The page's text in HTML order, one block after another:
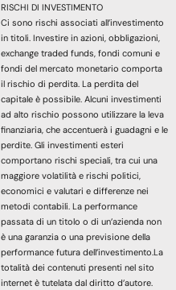
RISCHI DI INVESTIMENTO
Ci sono rischi associati all’investimento
in titoli. Investire in azioni, obbligazioni,
exchange traded funds, fondi comuni e
fondi del mercato monetario comporta
il rischio di perdita. La perdita del
capitale è possibile. Alcuni investimenti
ad alto rischio possono utilizzare la leva
finanziaria, che accentuerà i guadagni e le
perdite. Gli investimenti esteri
comportano rischi speciali, tra cui una
maggiore volatilità e rischi politici,
economici e valutari e differenze nei
metodi contabili. La performance
passata di un titolo o di un’azienda non
è una garanzia o una previsione della
performance futura dell’investimento.La
totalità dei contenuti presenti nel sito
internet è tutelata dal diritto d’autore.